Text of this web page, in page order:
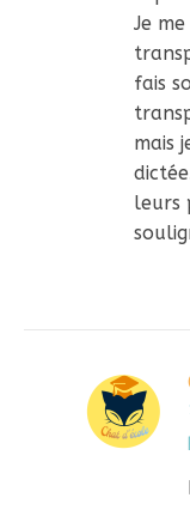
Je
fais
mais
leurs